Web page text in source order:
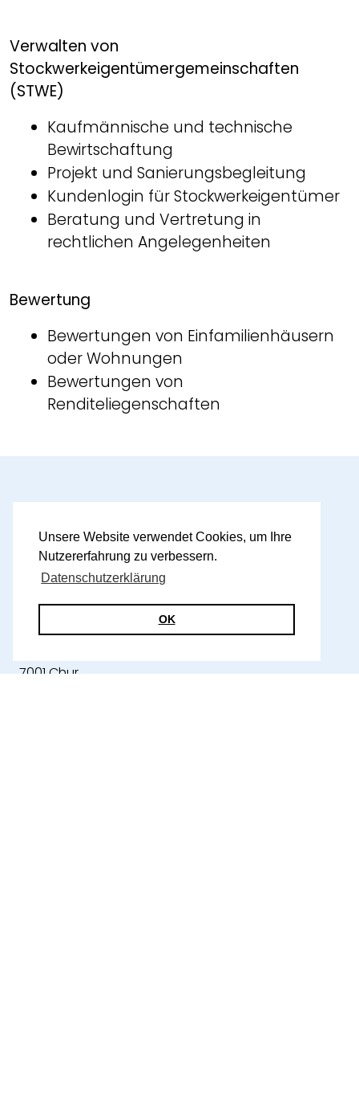
Unsere Website verwendet Cookies, um Ihre
Nutzererfahrung zu verbessern.
Datenschutzerklärung
OK
Verwalten von
Stockwerkeigentümergemeinschaften
(STWE)
Kaufmännische und technische
Bewirtschaftung
Projekt und Sanierungsbegleitung
Kundenlogin für Stockwerkeigentümer
Beratung und Vertretung in
rechtlichen Angelegenheiten
Bewertung
Bewertungen von Einfamilienhäusern
oder Wohnungen
Bewertungen von
Renditeliegenschaften
Geschäftssitz • Treuhand
W&P AG Treuhand Steuern Wirtschaftsprüfung
7001 Chur